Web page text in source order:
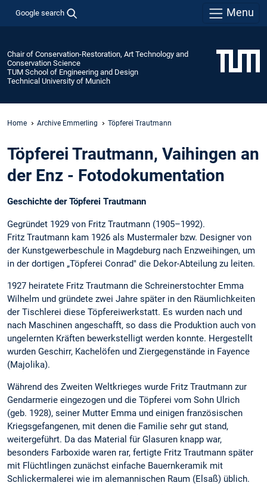
Google search Menu
Chair of Conservation-Restoration, Art Technology and
Conservation Science
TUM School of Engineering and Design
Technical University of Munich
Home Archive Emmerling Töpferei Trautmann
Töpferei Trautmann, Vaihingen an
der Enz - Fotodokumentation
Geschichte der Töpferei Trautmann
Gegründet 1929 von Fritz Trautmann (1905–1992).
Fritz Trautmann kam 1926 als Mustermaler bzw. Designer von
der Kunstgewerbeschule in Magdeburg nach Enzweihingen, um
in der dortigen „Töpferei Conrad" die Dekor-Abteilung zu leiten.
1927 heiratete Fritz Trautmann die Schreinerstochter Emma
Wilhelm und gründete zwei Jahre später in den Räumlichkeiten
der Tischlerei diese Töpfereiwerkstatt. Es wurden nach und
nach Maschinen angeschafft, so dass die Produktion auch von
ungelernten Kräften bewerkstelligt werden konnte. Hergestellt
wurden Geschirr, Kachelöfen und Ziergegenstände in Fayence
(Majolika).
Während des Zweiten Weltkrieges wurde Fritz Trautmann zur
Gendarmerie eingezogen und die Töpferei vom Sohn Ulrich
(geb. 1928), seiner Mutter Emma und einigen französischen
Kriegsgefangenen, mit denen die Familie sehr gut stand,
weitergeführt. Da das Material für Glasuren knapp war,
besonders Farboxide waren rar, fertigte Fritz Trautmann später
mit Flüchtlingen zunächst einfache Bauernkeramik mit
Schlickermalerei wie im alemannischen Raum (Elsaß) üblich.